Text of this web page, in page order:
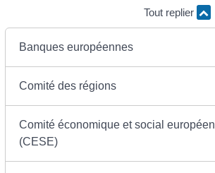
Tout replier
Banques européennes
Comité des régions
Comité économique et social européen
(CESE)